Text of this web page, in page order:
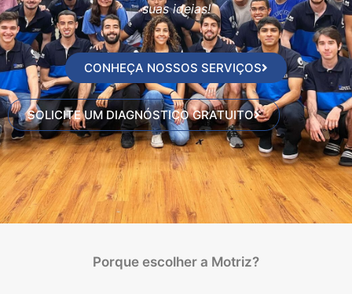
suas ideias!
CONHEÇA NOSSOS SERVIÇOS
SOLICITE UM DIAGNÓSTICO GRATUITO
Porque escolher a Motriz?